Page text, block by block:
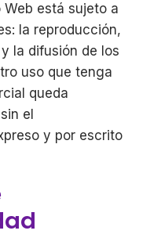
está sujeto a
la reproducción,
la difusión de los
uso que tenga
queda
el
y por escrito